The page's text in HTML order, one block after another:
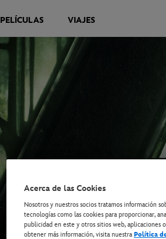
PELÍCULAS VIAJES
Acerca de las Cookies
Nosotros y nuestros socios tratamos información
tecnologías como las cookies para proporcionar,
publicidad en este y otros sitios web, aplicaciones
obtener más información, visita nuestraPolítica